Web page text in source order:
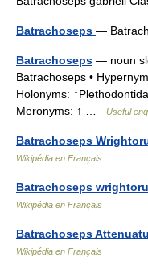
Batrachoseps —
Batrachoseps — noun
Batrachoseps •
Holonyms:
Meronyms: ↑ …
Useful
Batrachoseps
Wikipédia en Français
Batrachoseps
Wikipédia en Français
Batrachoseps
Wikipédia en Français